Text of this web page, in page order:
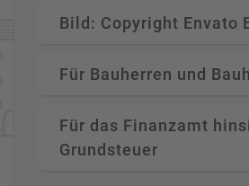
Bild: Copyright Envato
Für Bauherren und
Für das Finanzamt
Grundsteuer